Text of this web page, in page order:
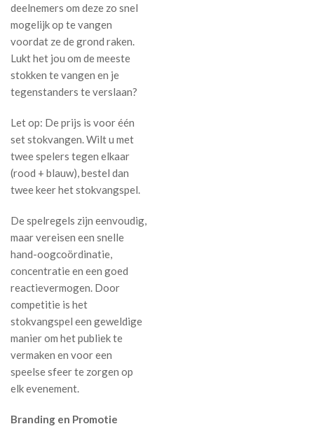
deelnemers om deze zo snel
mogelijk op te vangen
voordat ze de grond raken.
Lukt het jou om de meeste
stokken te vangen en je
tegenstanders te verslaan?
Let op: De prijs is voor één
set stokvangen. Wilt u met
twee spelers tegen elkaar
(rood + blauw), bestel dan
twee keer het stokvangspel.
De spelregels zijn eenvoudig,
maar vereisen een snelle
hand-oogcoördinatie,
concentratie en een goed
reactievermogen. Door
competitie is het
stokvangspel een geweldige
manier om het publiek te
vermaken en voor een
speelse sfeer te zorgen op
elk evenement.
Branding en Promotie